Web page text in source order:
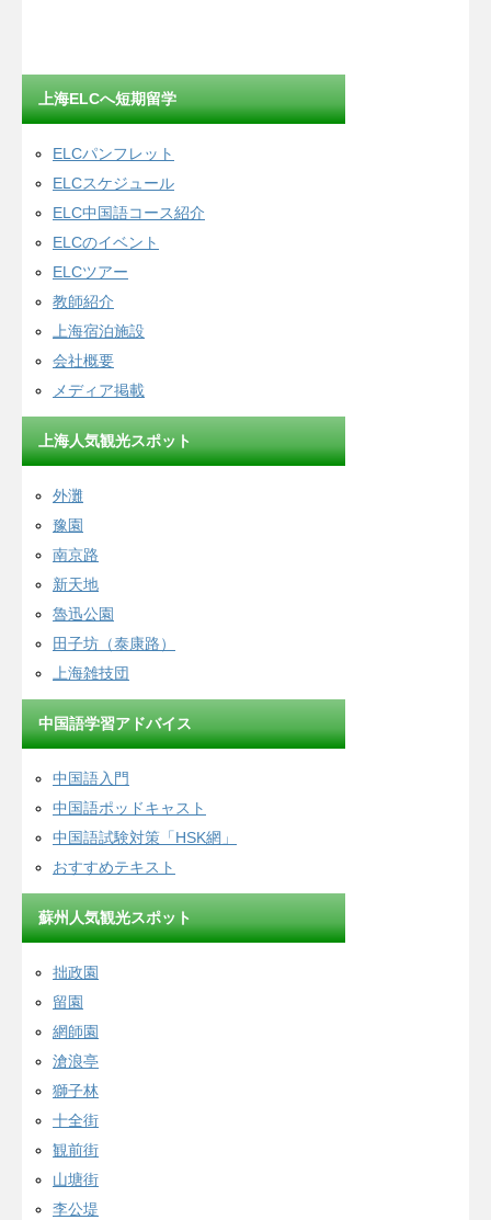
上海ELCへ短期留学
ELCパンフレット
ELCスケジュール
ELC中国語コース紹介
ELCのイベント
ELCツアー
教師紹介
上海宿泊施設
会社概要
メディア掲載
上海人気観光スポット
外灘
豫園
南京路
新天地
魯迅公園
田子坊（泰康路）
上海雑技団
中国語学習アドバイス
中国語入門
中国語ポッドキャスト
中国語試験対策「HSK網」
おすすめテキスト
蘇州人気観光スポット
拙政園
留園
網師園
滄浪亭
獅子林
十全街
観前街
山塘街
李公堤